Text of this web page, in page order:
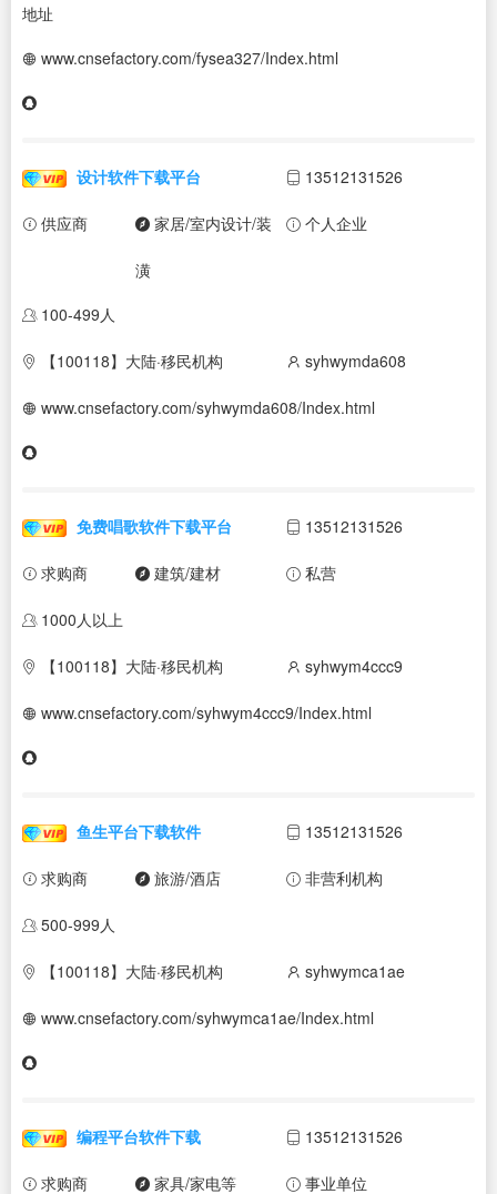
地址
www.cnsefactory.com/fysea327/Index.html
设计软件下载平台 13512131526
供应商 家居/室内设计/装
潢
个人企业
100-499人
【100118】大陆·移民机构 syhwymda608
www.cnsefactory.com/syhwymda608/Index.html
免费唱歌软件下载平台 13512131526
求购商 建筑/建材 私营
1000人以上
【100118】大陆·移民机构 syhwym4ccc9
www.cnsefactory.com/syhwym4ccc9/Index.html
鱼生平台下载软件 13512131526
求购商 旅游/酒店 非营利机构
500-999人
【100118】大陆·移民机构 syhwymca1ae
www.cnsefactory.com/syhwymca1ae/Index.html
编程平台软件下载 13512131526
求购商 家具/家电等 事业单位